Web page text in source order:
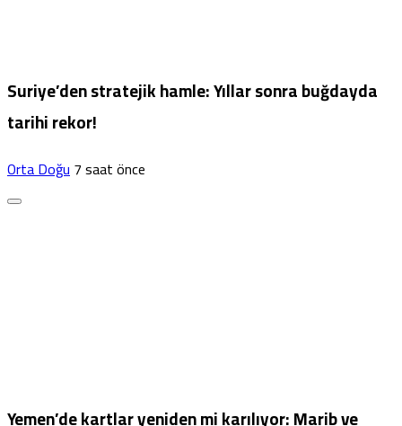
Suriye’den stratejik hamle: Yıllar sonra buğdayda
tarihi rekor!
Orta Doğu7 saat önce
Yemen’de kartlar yeniden mi karılıyor: Marib ve